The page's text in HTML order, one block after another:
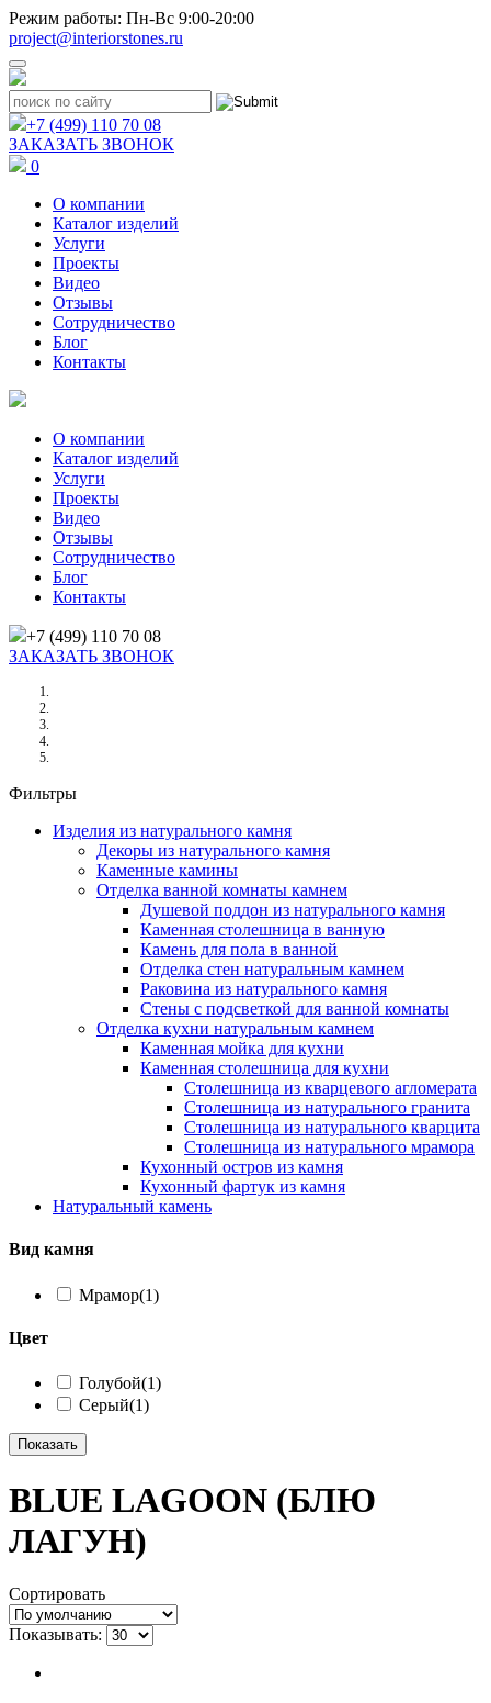
Режим работы: Пн-Вс 9:00-20:00
project@interiorstones.ru
+7 (499) 110 70 08
ЗАКАЗАТЬ ЗВОНОК
0
О компании
Каталог изделий
Услуги
Проекты
Видео
Отзывы
Сотрудничество
Блог
Контакты
О компании
Каталог изделий
Услуги
Проекты
Видео
Отзывы
Сотрудничество
Блог
Контакты
+7 (499) 110 70 08
ЗАКАЗАТЬ ЗВОНОК
Фильтры
Изделия из натурального камня
Декоры из натурального камня
Каменные камины
Отделка ванной комнаты камнем
Душевой поддон из натурального камня
Каменная столешница в ванную
Камень для пола в ванной
Отделка стен натуральным камнем
Раковина из натурального камня
Стены с подсветкой для ванной комнаты
Отделка кухни натуральным камнем
Каменная мойка для кухни
Каменная столешница для кухни
Столешница из кварцевого агломерата
Столешница из натурального гранита
Столешница из натурального кварцита
Столешница из натурального мрамора
Кухонный остров из камня
Кухонный фартук из камня
Натуральный камень
Вид камня
Мрамор(1)
Цвет
Голубой(1)
Серый(1)
Показать
BLUE LAGOON (БЛЮ
ЛАГУН)
Сортировать
Показывать: